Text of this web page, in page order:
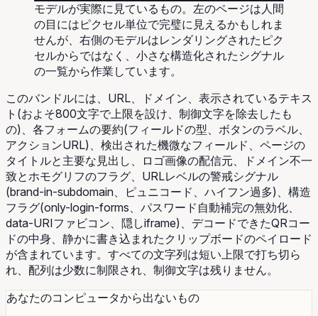
モデルが実際に見ているもの。左のページは人間
の目にはピクセル単位で完璧に見えるかもしれま
せんが、右側のモデルはレンダリングされたピク
セルからではなく、小さな構造化されたシグナル
の一覧から作業しています。
このバンドルには、URL、ドメイン、表示されているテキス
ト(およそ800文字で上限を設け、制御文字を除去したも
の)、各フォームの要約(フィールドの型、ボタンのラベル、
アクションURL)、検出された機微なフィールド、ページの
タイトルと主要な見出し、ロゴ画像の配信元、ドメイン不一
致とホモグリフのフラグ、URLレベルの警戒シグナル
(brand-in-subdomain、ピュニコード、ハイフン過多)、構造
フラグ(only-login-forms、パスワード自動補完の無効化、
data-URIファビコン、隠しiframe)、デコードできたQRコー
ドの中身、静かに書き込まれたクリップボードのペイロード
が含まれています。すべての文字列は短い上限で打ち切ら
れ、配列は少数に制限され、制御文字は残りません。
あなたのコンピュータから出ないもの